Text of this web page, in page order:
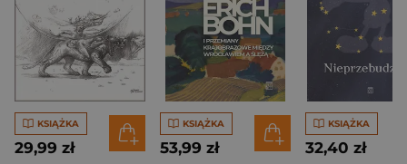
KSIĄŻKA
29,99 zł
KSIĄŻKA
53,99 zł
KSIĄŻKA
32,40 zł